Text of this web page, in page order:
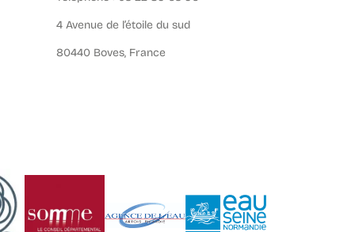
4 Avenue de l’étoile du sud
80440 Boves, France